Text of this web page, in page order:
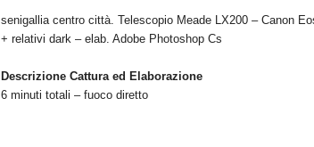
senigallia centro città. Telescopio Meade LX200 – Canon
+ relativi dark – elab. Adobe Photoshop Cs
Descrizione Cattura ed Elaborazione
6 minuti totali – fuoco diretto